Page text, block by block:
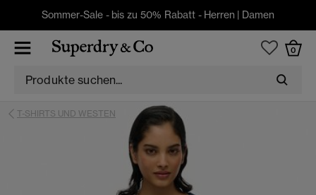
Sommer-Sale - bis zu 50% Rabatt - Herren | Damen
0
T-SHIRTS UND WESTEN